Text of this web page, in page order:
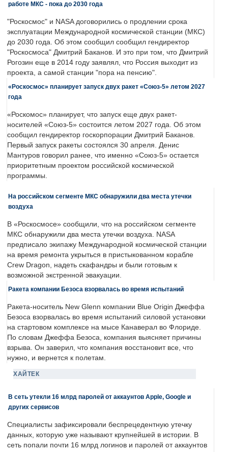
работе МКС - пока до 2030 года
"Роскосмос" и NASA договорились о продлении срока
эксплуатации Международной космической станции (МКС)
до 2030 года. Об этом сообщил сообщил гендиректор
"Роскосмоса" Дмитрий Баканов. И это при том, что Дмитрий
Рогозин еще в 2014 году заявлял, что Россия выходит из
проекта, а самой станции "пора на пенсию".
«Роскосмос» планирует запуск двух ракет «Союз-5» летом 2027
года
«Роскомос» планирует, что запуск еще двух ракет-
носителей «Союз-5» состоится летом 2027 года. Об этом
сообщил гендиректор госкорпорации Дмитрий Баканов.
Первый запуск ракеты состоялся 30 апреля. Денис
Мантуров говорил ранее, что именно «Союз-5» остается
приоритетным проектом российской космической
программы.
На российском сегменте МКС обнаружили два места утечки
воздуха
В «Роскосмосе» сообщили, что на российском сегменте
МКС обнаружили два места утечки воздуха. NASA
предписало экипажу Международной космической станции
на время ремонта укрыться в пристыкованном корабле
Crew Dragon, надеть скафандры и были готовым к
возможной экстренной эвакуации.
Ракета компании Безоса взорвалась во время испытаний
Ракета-носитель New Glenn компании Blue Origin Джеффа
Безоса взорвалась во время испытаний силовой установки
на стартовом комплексе на мысе Канаверал во Флориде.
По словам Джеффа Безоса, компания выясняет причины
взрыва. Он заверил, что компания восстановит все, что
нужно, и вернется к полетам.
ХАЙТЕК
В сеть утекли 16 млрд паролей от аккаунтов Apple, Google и
других сервисов
Специалисты зафиксировали беспрецедентную утечку
данных, которую уже называют крупнейшей в истории. В
сеть попали почти 16 млрд логинов и паролей от аккаунтов